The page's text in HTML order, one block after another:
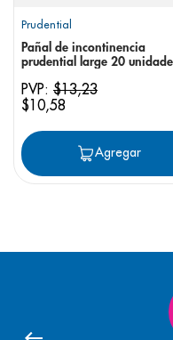
Prudential
Pañal de incontinencia
prudential large 20
PVP: $13,23
$10,58
Agregar